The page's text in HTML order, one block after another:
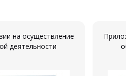
на осуществление
деятельности